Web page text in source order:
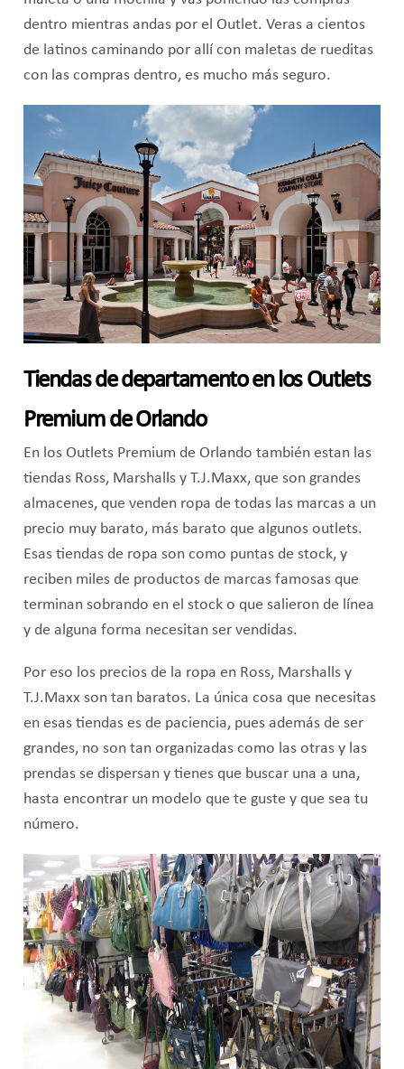
dentro mientras andas por el Outlet. Veras a cientos
de latinos caminando por allí con maletas de rueditas
con las compras dentro, es mucho más seguro.
Tiendas de departamento en los Outlets
Premium de Orlando
En los Outlets Premium de Orlando también estan las
tiendas Ross, Marshalls y T.J.Maxx, que son grandes
almacenes, que venden ropa de todas las marcas a un
precio muy barato, más barato que algunos outlets.
Esas tiendas de ropa son como puntas de stock, y
reciben miles de productos de marcas famosas que
terminan sobrando en el stock o que salieron de línea
y de alguna forma necesitan ser vendidas.
Por eso los precios de la ropa en Ross, Marshalls y
T.J.Maxx son tan baratos. La única cosa que necesitas
en esas tiendas es de paciencia, pues además de ser
grandes, no son tan organizadas como las otras y las
prendas se dispersan y tienes que buscar una a una,
hasta encontrar un modelo que te guste y que sea tu
número.